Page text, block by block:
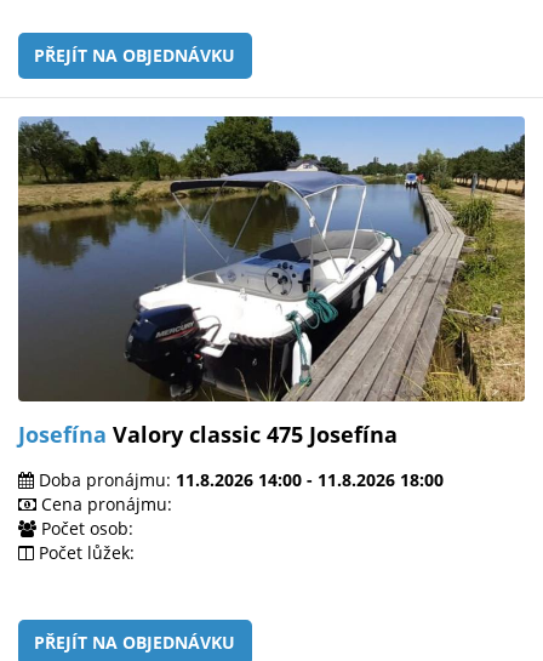
PŘEJÍT NA OBJEDNÁVKU
Josefína Valory classic 475 Josefína
Doba pronájmu: 11.8.2026 14:00 - 11.8.2026 18:00
Cena pronájmu:
Počet osob:
Počet lůžek:
PŘEJÍT NA OBJEDNÁVKU